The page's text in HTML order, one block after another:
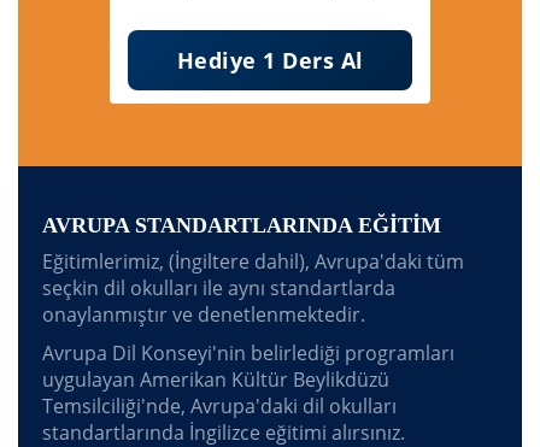
AVRUPA STANDARTLARINDA EĞİTİM
Eğitimlerimiz, (İngiltere dahil), Avrupa'daki tüm
seçkin dil okulları ile aynı standartlarda
onaylanmıştır ve denetlenmektedir.
Avrupa Dil Konseyi'nin belirlediği programları
uygulayan Amerikan Kültür Beylikdüzü
Temsilciliği'nde, Avrupa'daki dil okulları
standartlarında İngilizce eğitimi alırsınız.